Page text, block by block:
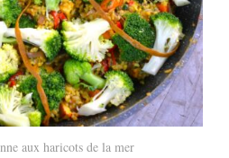
aux haricots de la mer